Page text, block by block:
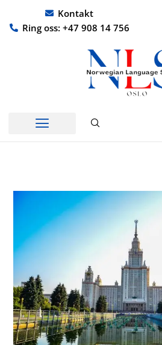
rett
Kontakt
Ring oss: +47 908 14 756